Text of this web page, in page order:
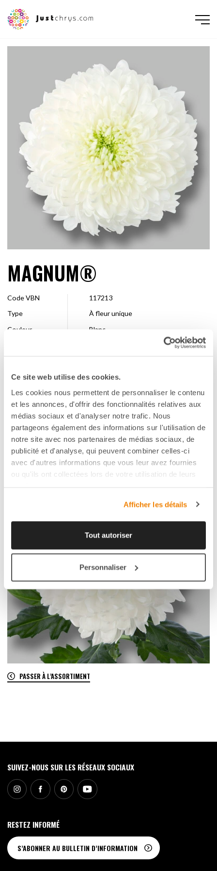
Ce site web utilise des cookies.
Les cookies nous permettent de personnaliser le contenu
et les annonces, d'offrir des fonctionnalités relatives aux
médias sociaux et d'analyser notre trafic. Nous
partageons également des informations sur l'utilisation de
notre site avec nos partenaires de médias sociaux, de
publicité et d'analyse, qui peuvent combiner celles-ci
avec d'autres informations que vous leur avez fournies
ou qu'ils ont collectées lors de votre utilisation de leurs
Afficher les détails
Tout autoriser
Personnaliser
NEDERLANDS DEUTSCH FRANÇAIS РУССКИЙ
MAGNUM®
Code VBN
117213
Type
À fleur unique
Couleur
Blanc
Entreprise de
Deliflor Chrysanten
Disponibilité Toute la saison
FAVORI
PASSER À L’ASSORTIMENT
SUIVEZ-NOUS SUR LES RÉSEAUX SOCIAUX
RESTEZ INFORMÉ
S’ABONNER AU BULLETIN D’INFORMATION